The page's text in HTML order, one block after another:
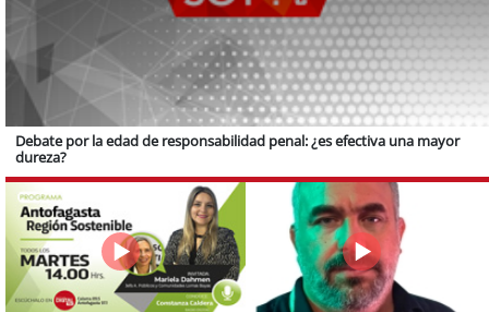
Debate por la edad de responsabilidad penal: ¿es efectiva una mayor
dureza?